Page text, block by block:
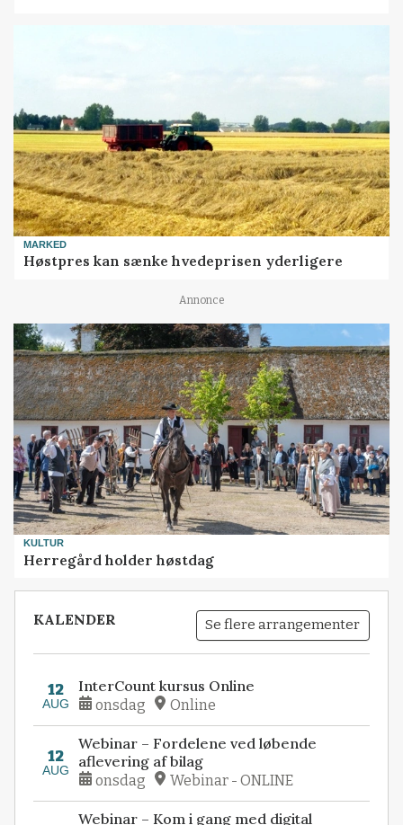
MARKED
Høstpres kan sænke hvedeprisen yderligere
Annonce
KULTUR
Herregård holder høstdag
KALENDER Se flere arrangementer
12
AUG
InterCount kursus Online
onsdag Online
12
AUG
Webinar – Fordelene ved løbende
aflevering af bilag
onsdag Webinar - ONLINE
Webinar – Kom i gang med digital